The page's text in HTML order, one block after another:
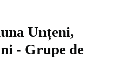
Unțeni,
- Grupe de